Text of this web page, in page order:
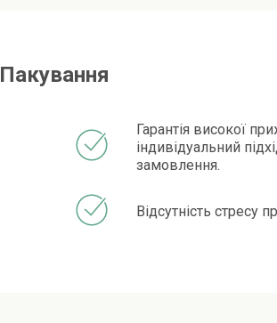
Пакування
Гарантія високої
індивідуальний
замовлення.
Відсутність стресу